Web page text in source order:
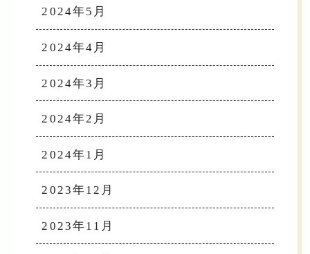
2024年5月
2024年4月
2024年3月
2024年2月
2024年1月
2023年12月
2023年11月